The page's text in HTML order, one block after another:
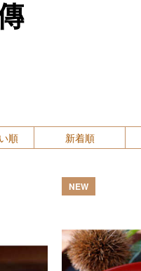
順 新着順
NEW